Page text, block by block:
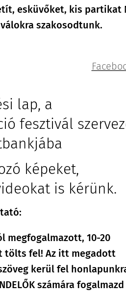
esküvőket, kis partikat
szakosodtunk.
lap, a
fesztivál
képeket,
is kérünk.
megfogalmazott, 10-20
tölts fel! Az itt megadott
kerül fel
számára fogalmazd